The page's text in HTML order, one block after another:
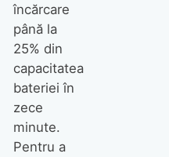
încărcare
până la
25% din
capacitatea
bateriei în
zece
minute.
Pentru a